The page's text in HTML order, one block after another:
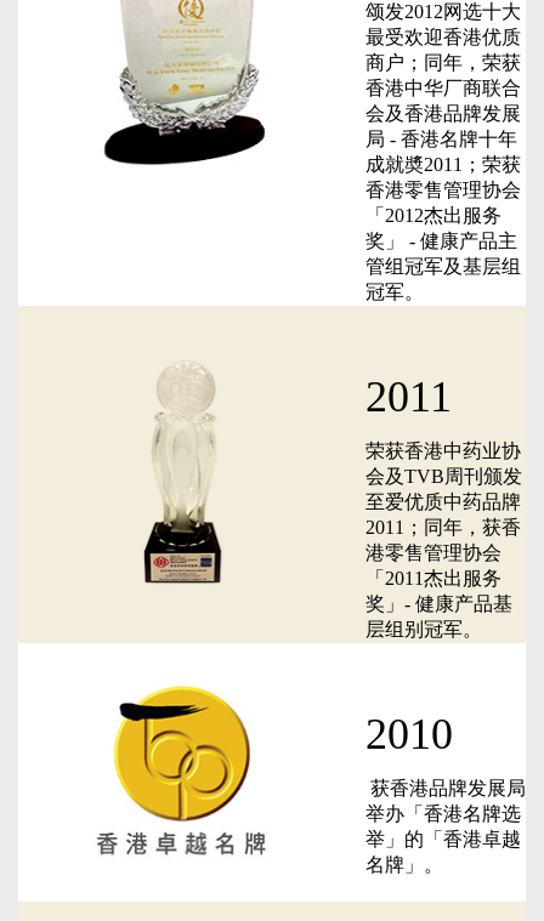
颂发2012网选十大
最受欢迎香港优质
商户；同年，荣获
香港中华厂商联合
会及香港品牌发展
局 - 香港名牌十年
成就奬2011；荣获
香港零售管理协会
「2012杰出服务
奖」 - 健康产品主
管组冠军及基层组
冠军。
2011
荣获香港中药业协
会及TVB周刊颁发
至爱优质中药品牌
2011；同年，获香
港零售管理协会
「2011杰出服务
奖」- 健康产品基
层组别冠军。
2010
获香港品牌发展局
举办「香港名牌选
举」的「香港卓越
名牌」。